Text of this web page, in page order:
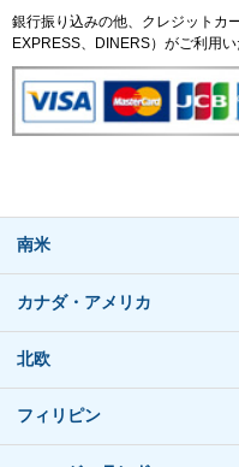
銀行振り込みの他、クレジットカ
EXPRESS、DINERS）がご利用い
南米
カナダ・アメリカ
北欧
フィリピン